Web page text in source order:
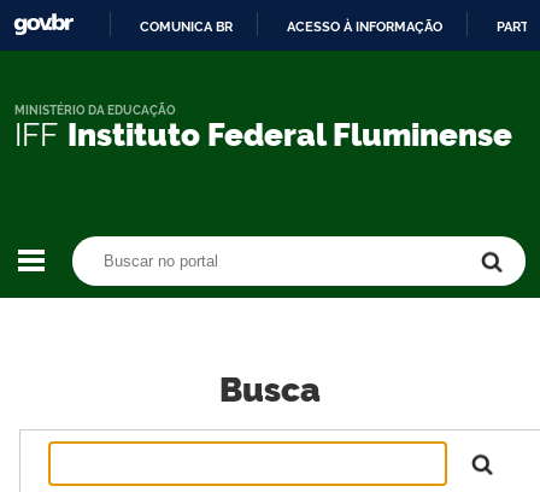
CONTEÚDO
COMUNICA BR ACESSO À INFORMAÇÃO
IFF Instituto Federal Fluminense
MINISTÉRIO DA EDUCAÇÃO
Busca